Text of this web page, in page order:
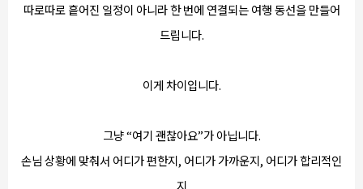
따로따로 흩어진 일정이 아니라 한 번에 연결되는 여행 동선을 만들어
드립니다.
이게 차이입니다.
그냥 “여기 괜찮아요”가 아닙니다.
손님 상황에 맞춰서 어디가 편한지, 어디가 가까운지, 어디가 합리적인
지